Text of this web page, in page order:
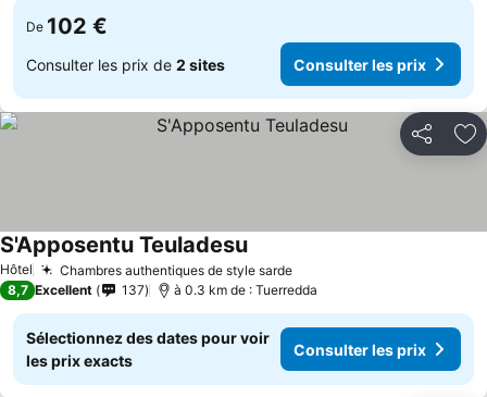
De 102 €
Consulter les prix de 2 sites Consulter les prix
Partager
Hôtel Chambres authentiques de style sarde
S'Apposentu Teuladesu
8,7 Excellent 137 à 0.3 km de : Tuerredda
Sélectionnez des dates pour voir
les prix exacts
Consulter les prix